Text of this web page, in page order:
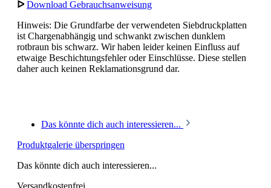
ᐅ Download Gebrauchsanweisung
Hinweis: Die Grundfarbe der verwendeten Siebdruckplatten
ist Chargenabhängig und schwankt zwischen dunklem
rotbraun bis schwarz. Wir haben leider keinen Einfluss auf
etwaige Beschichtungsfehler oder Einschlüsse. Diese stellen
daher auch keinen Reklamationsgrund dar.
Das könnte dich auch interessieren...
Produktgalerie überspringen
Das könnte dich auch interessieren...
Versandkostenfrei